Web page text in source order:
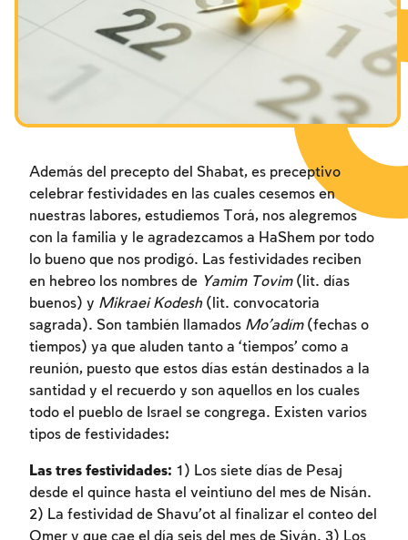
Los ayunos por la destrucción del Templo
Además del precepto del Shabat, es preceptivo
celebrar festividades en las cuales cesemos en
nuestras labores, estudiemos Torá, nos alegremos
con la familia y le agradezcamos a HaShem por todo
lo bueno que nos prodigó. Las festividades reciben
en hebreo los nombres de Yamim Tovim(lit. días
buenos) y Mikraei Kodesh(lit. convocatoria
sagrada). Son también llamados Mo’adím(fechas o
tiempos) ya que aluden tanto a ‘tiempos’ como a
reunión, puesto que estos días están destinados a la
santidad y el recuerdo y son aquellos en los cuales
todo el pueblo de Israel se congrega. Existen varios
tipos de festividades:
Las tres festividades: 1) Los siete días de Pesaj
desde el quince hasta el veintiuno del mes de Nisán.
2) La festividad de Shavu’ot al finalizar el conteo del
Omer y que cae el día seis del mes de Siván. 3) Los